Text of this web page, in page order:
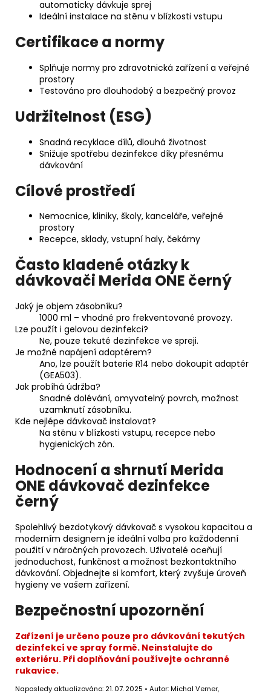
automaticky dávkuje sprej
Ideální instalace na stěnu v blízkosti vstupu
Certifikace a normy
Splňuje normy pro zdravotnická zařízení a veřejné
prostory
Testováno pro dlouhodobý a bezpečný provoz
Udržitelnost (ESG)
Snadná recyklace dílů, dlouhá životnost
Snižuje spotřebu dezinfekce díky přesnému
dávkování
Cílové prostředí
Nemocnice, kliniky, školy, kanceláře, veřejné
prostory
Recepce, sklady, vstupní haly, čekárny
Často kladené otázky k
dávkovači Merida ONE černý
Jaký je objem zásobníku?
1000 ml – vhodné pro frekventované provozy.
Lze použít i gelovou dezinfekci?
Ne, pouze tekuté dezinfekce ve spreji.
Je možné napájení adaptérem?
Ano, lze použít baterie R14 nebo dokoupit adaptér
(GEA503).
Jak probíhá údržba?
Snadné dolévání, omyvatelný povrch, možnost
uzamknutí zásobníku.
Kde nejlépe dávkovač instalovat?
Na stěnu v blízkosti vstupu, recepce nebo
hygienických zón.
Hodnocení a shrnutí Merida
ONE dávkovač dezinfekce
černý
Spolehlivý bezdotykový dávkovač s vysokou kapacitou a
moderním designem je ideální volba pro každodenní
použití v náročných provozech. Uživatelé oceňují
jednoduchost, funkčnost a možnost bezkontaktního
dávkování. Objednejte si komfort, který zvyšuje úroveň
hygieny ve vašem zařízení.
Bezpečnostní upozornění
Zařízení je určeno pouze pro dávkování tekutých
dezinfekcí ve spray formě. Neinstalujte do
exteriéru. Při doplňování používejte ochranné
rukavice.
Naposledy aktualizováno: 21. 07. 2025 • Autor: Michal Verner,